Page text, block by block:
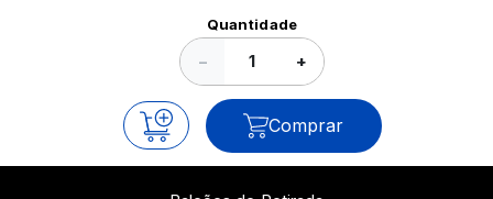
Quantidade
− +
Comprar